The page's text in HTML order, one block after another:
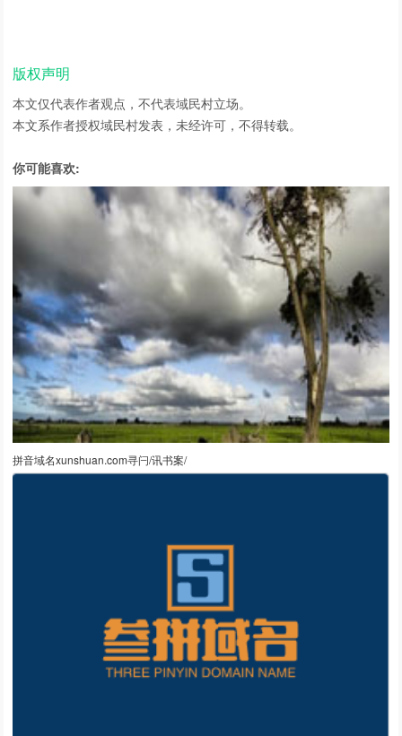
版权声明
本文仅代表作者观点，不代表域民村立场。
本文系作者授权域民村发表，未经许可，不得转载。
你可能喜欢:
拼音域名xunshuan.com寻闩/讯书案/